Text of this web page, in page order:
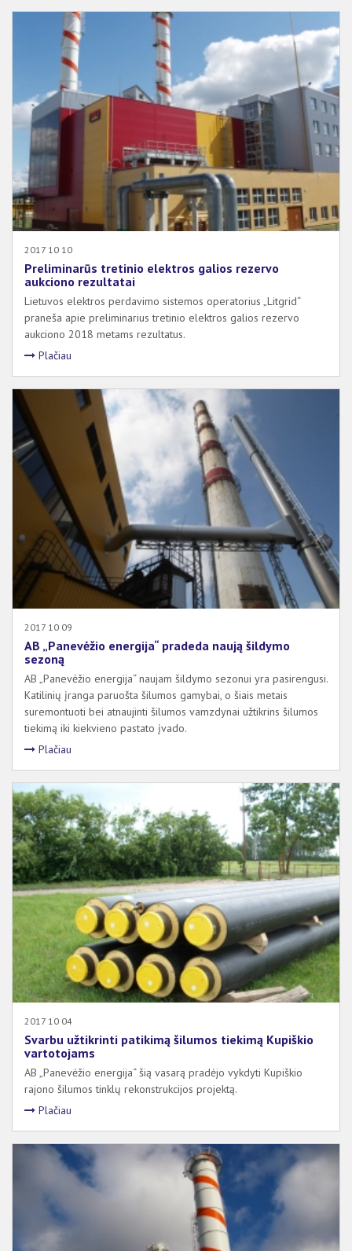
2017 10 10
Preliminarūs tretinio elektros galios rezervo
aukciono rezultatai
Lietuvos elektros perdavimo sistemos operatorius „Litgrid“
praneša apie preliminarius tretinio elektros galios rezervo
aukciono 2018 metams rezultatus.
Plačiau
2017 10 09
AB „Panevėžio energija“ pradeda naują šildymo
sezoną
AB „Panevėžio energija“ naujam šildymo sezonui yra pasirengusi.
Katilinių įranga paruošta šilumos gamybai, o šiais metais
suremontuoti bei atnaujinti šilumos vamzdynai užtikrins šilumos
tiekimą iki kiekvieno pastato įvado.
Plačiau
2017 10 04
Svarbu užtikrinti patikimą šilumos tiekimą Kupiškio
vartotojams
AB „Panevėžio energija“ šią vasarą pradėjo vykdyti Kupiškio
rajono šilumos tinklų rekonstrukcijos projektą.
Plačiau